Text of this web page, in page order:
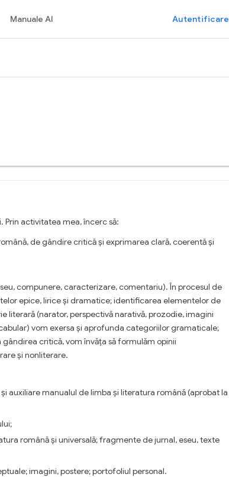
Manuale AI Autentificare
Prin activitatea mea, încerc să:
de gândire critică și exprimarea clară, coerentă și
compunere, caracterizare, comentariu). În procesul de
epice, lirice și dramatice; identificarea elementelor de
literară (narator, perspectivă narativă, prozodie, imagini
vom exersa și aprofunda categoriilor gramaticale;
critică, vom învăța să formulăm opinii
și nonliterare.
auxiliare manualul de limba și literatura română (aprobat la
română și universală; fragmente de jurnal, eseu, texte
imagini, postere; portofoliul personal.